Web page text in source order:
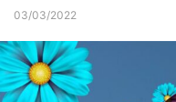
03/03/2022